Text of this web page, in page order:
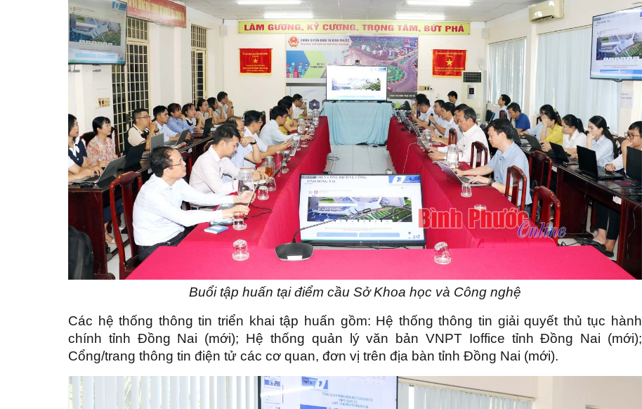
Buổi tập huấn tại điểm cầu Sở Khoa học và Công nghệ
Các hệ thống thông tin triển khai tập huấn gồm: Hệ thống thông tin giải quyết thủ tục hành
chính tỉnh Đồng Nai (mới); Hệ thống quản lý văn bản VNPT Ioffice tỉnh Đồng Nai (mới);
Cổng/trang thông tin điện tử các cơ quan, đơn vị trên địa bàn tỉnh Đồng Nai (mới).